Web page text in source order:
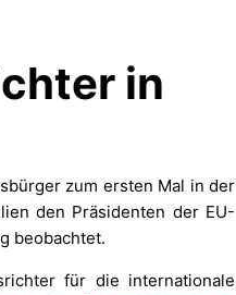
in
zum ersten Mal in der
den Präsidenten der EU-
beobachtet.
für die internationale